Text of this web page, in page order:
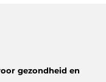
gezondheid en